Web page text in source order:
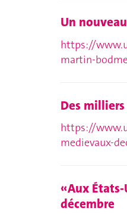
Un
https://
martin-
Des
https://
medievaux-
«Aux États-
décembre